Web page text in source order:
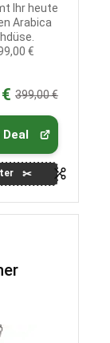
Ihr heute
Arabica
€
399,00 €